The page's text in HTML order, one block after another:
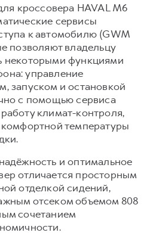
кроссовера HAVAL M6
сервисы
к автомобилю (GWM
позволяют владельцу
некоторыми функциями
управление
запуском и остановкой
с помощью сервиса
климат-контроля,
температуры
и оптимальное
отличается просторным
отделкой сидений,
отсеком объемом 808
сочетанием